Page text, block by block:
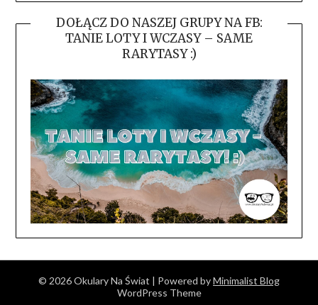
DOŁĄCZ DO NASZEJ GRUPY NA FB:
TANIE LOTY I WCZASY – SAME
RARYTASY :)
© 2026 Okulary Na Świat | Powered byMinimalist Blog
WordPress Theme